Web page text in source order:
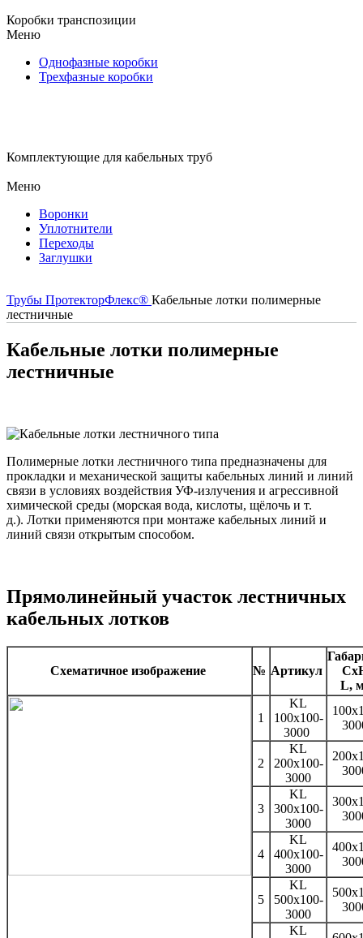
Коробки транспозиции
Меню
Однофазные коробки
Трехфазные коробки
Комплектующие для кабельных труб
Меню
Воронки
Уплотнители
Переходы
Заглушки
Трубы ПротекторФлекс® Кабельные лотки полимерные
лестничные
Кабельные лотки полимерные
лестничные
Полимерные лотки лестничного типа предназначены для
прокладки и механической защиты кабельных линий и линий
связи в условиях воздействия УФ-излучения и агрессивной
химической среды (морская вода, кислоты, щёлочь и т.
д.). Лотки применяются при монтаже кабельных линий и
линий связи открытым способом.
Прямолинейный участок лестничных
кабельных лотков
Схематичное изображение № Артикул
L,
1
KL
100x100-
3000
2
KL
200x100-
3000
3
KL
300x100-
3000
4
KL
400x100-
3000
5
KL
500x100-
3000
KL